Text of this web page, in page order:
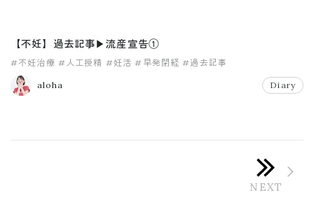
【不妊】過去記事▶︎流産宣告①
#不妊治療 #人工授精 #妊活 #早発閉経 #過去記事
aloha Diary